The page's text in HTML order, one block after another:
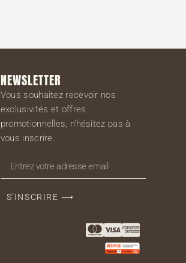
NEWSLETTER
Vous souhaitez recevoir nos
exclusivités et offres
promotionnelles, n’hésitez pas à
vous inscrire.
S'INSCRIRE ⟶